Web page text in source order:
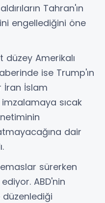
Tahran'ın
engellediğini öne
düzey Amerikalı
ise Trump'ın
İran İslam
sıcak
dair
sürerken
ABD'nin